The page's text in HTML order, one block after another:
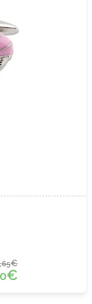
65€
€